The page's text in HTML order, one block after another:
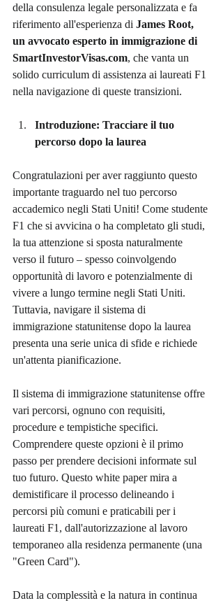
della consulenza legale personalizzata e fa
riferimento all'esperienza di James Root,
un avvocato esperto in immigrazione di
SmartInvestorVisas.com, che vanta un
solido curriculum di assistenza ai laureati F1
nella navigazione di queste transizioni.
Introduzione: Tracciare il tuo
percorso dopo la laurea
Congratulazioni per aver raggiunto questo
importante traguardo nel tuo percorso
accademico negli Stati Uniti! Come studente
F1 che si avvicina o ha completato gli studi,
la tua attenzione si sposta naturalmente
verso il futuro – spesso coinvolgendo
opportunità di lavoro e potenzialmente di
vivere a lungo termine negli Stati Uniti.
Tuttavia, navigare il sistema di
immigrazione statunitense dopo la laurea
presenta una serie unica di sfide e richiede
un'attenta pianificazione.
Il sistema di immigrazione statunitense offre
vari percorsi, ognuno con requisiti,
procedure e tempistiche specifici.
Comprendere queste opzioni è il primo
passo per prendere decisioni informate sul
tuo futuro. Questo white paper mira a
demistificare il processo delineando i
percorsi più comuni e praticabili per i
laureati F1, dall'autorizzazione al lavoro
temporaneo alla residenza permanente (una
"Green Card").
Data la complessità e la natura in continua